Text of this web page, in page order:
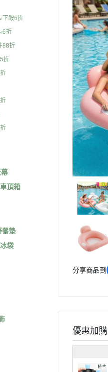
下殺6折
折
88折
折
頂箱
餐墊
袋
分享商品到
優惠加購